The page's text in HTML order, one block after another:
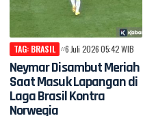
TAG: BRASIL 6 Juli 2026 05:42 WIB
Neymar Disambut Meriah
Saat Masuk Lapangan di
Laga Brasil Kontra
Norwegia